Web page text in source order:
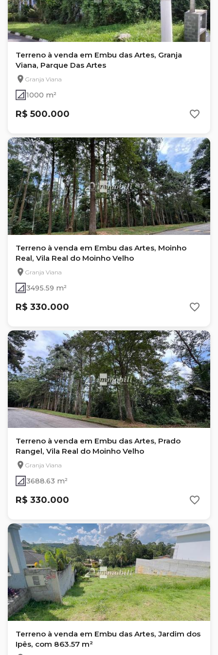
Terreno à venda em Embu das Artes, Granja
Viana, Parque Das Artes
Granja Viana
1000 m²
R$ 500.000
Terreno à venda em Embu das Artes, Moinho
Real, Vila Real do Moinho Velho
Granja Viana
3495.59 m²
R$ 330.000
Terreno à venda em Embu das Artes, Prado
Rangel, Vila Real do Moinho Velho
Granja Viana
3688.63 m²
R$ 330.000
Terreno à venda em Embu das Artes, Jardim dos
Ipês, com 863.57 m²